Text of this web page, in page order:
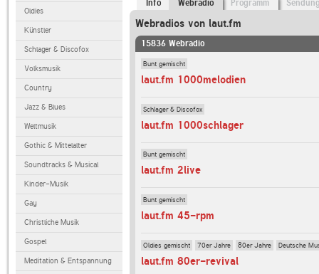
Oldies
Künstler
Schlager & Discofox
Volksmusik
Country
Jazz & Blues
Weltmusik
Gothic & Mittelalter
Soundtracks & Musical
Kinder-Musik
Gay
Christliche Musik
Gospel
Meditation & Entspannung
Info Webradio Programm
Webradios von laut.fm
15836 Webradio
Bunt gemischt
laut.fm 1000melodien
Schlager & Discofox
laut.fm 1000schlager
Bunt gemischt
laut.fm 2live
Bunt gemischt
laut.fm 45-rpm
Oldies gemischt 70er Jahre 80er Jahre Deutsche
laut.fm 80er-revival